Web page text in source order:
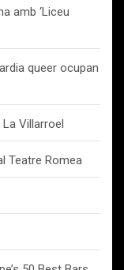
amb ‘Liceu
queer ocupan
Villarroel
Teatre Romea